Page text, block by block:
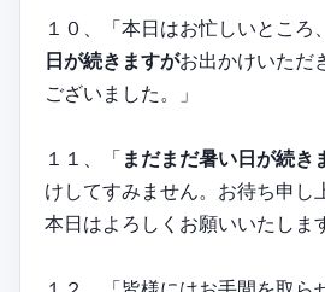
１０、「本日はお忙しいところ
日が続きますがお出かけいただ
ございました。」
１１、「 まだまだ暑い日が続き
けしてすみません。お待ち申し
本日はよろしくお願いいたしま